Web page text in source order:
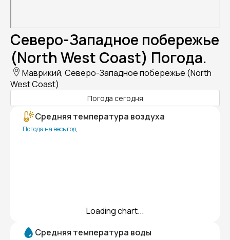
Северо-Западное побережье
(North West Coast) Погода.
Маврикий, Северо-Западное побережье (North
West Coast)
Погода сегодня
Средняя температура воздуха
Погода на весь год
Loading chart...
Средняя температура воды